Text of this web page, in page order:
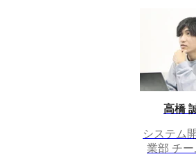
高橋
システム
業部 チ